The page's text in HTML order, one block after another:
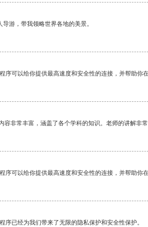
游，带我领略世界各地的美景。
序可以给你提供最高速度和安全性的连接，并帮助你
容非常丰富，涵盖了各个学科的知识。老师的讲解非
序可以给你提供最高速度和安全性的连接，并帮助你
序已经为我们带来了无限的隐私保护和安全性保护。